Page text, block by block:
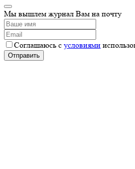
Мы вышлем журнал Вам на почту
Соглашаюсь с условиями
Отправить